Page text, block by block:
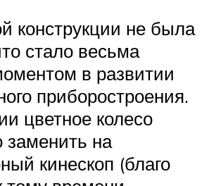
конструкции не была
стало весьма
в развитии
приборостроения.
цветное колесо
на
кинескоп (благо